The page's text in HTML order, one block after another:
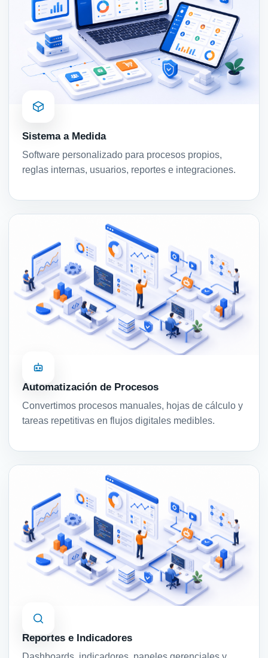
Sistema a Medida
Software personalizado para procesos propios,
reglas internas, usuarios, reportes e integraciones.
Automatización de Procesos
Convertimos procesos manuales, hojas de cálculo y
tareas repetitivas en flujos digitales medibles.
Reportes e Indicadores